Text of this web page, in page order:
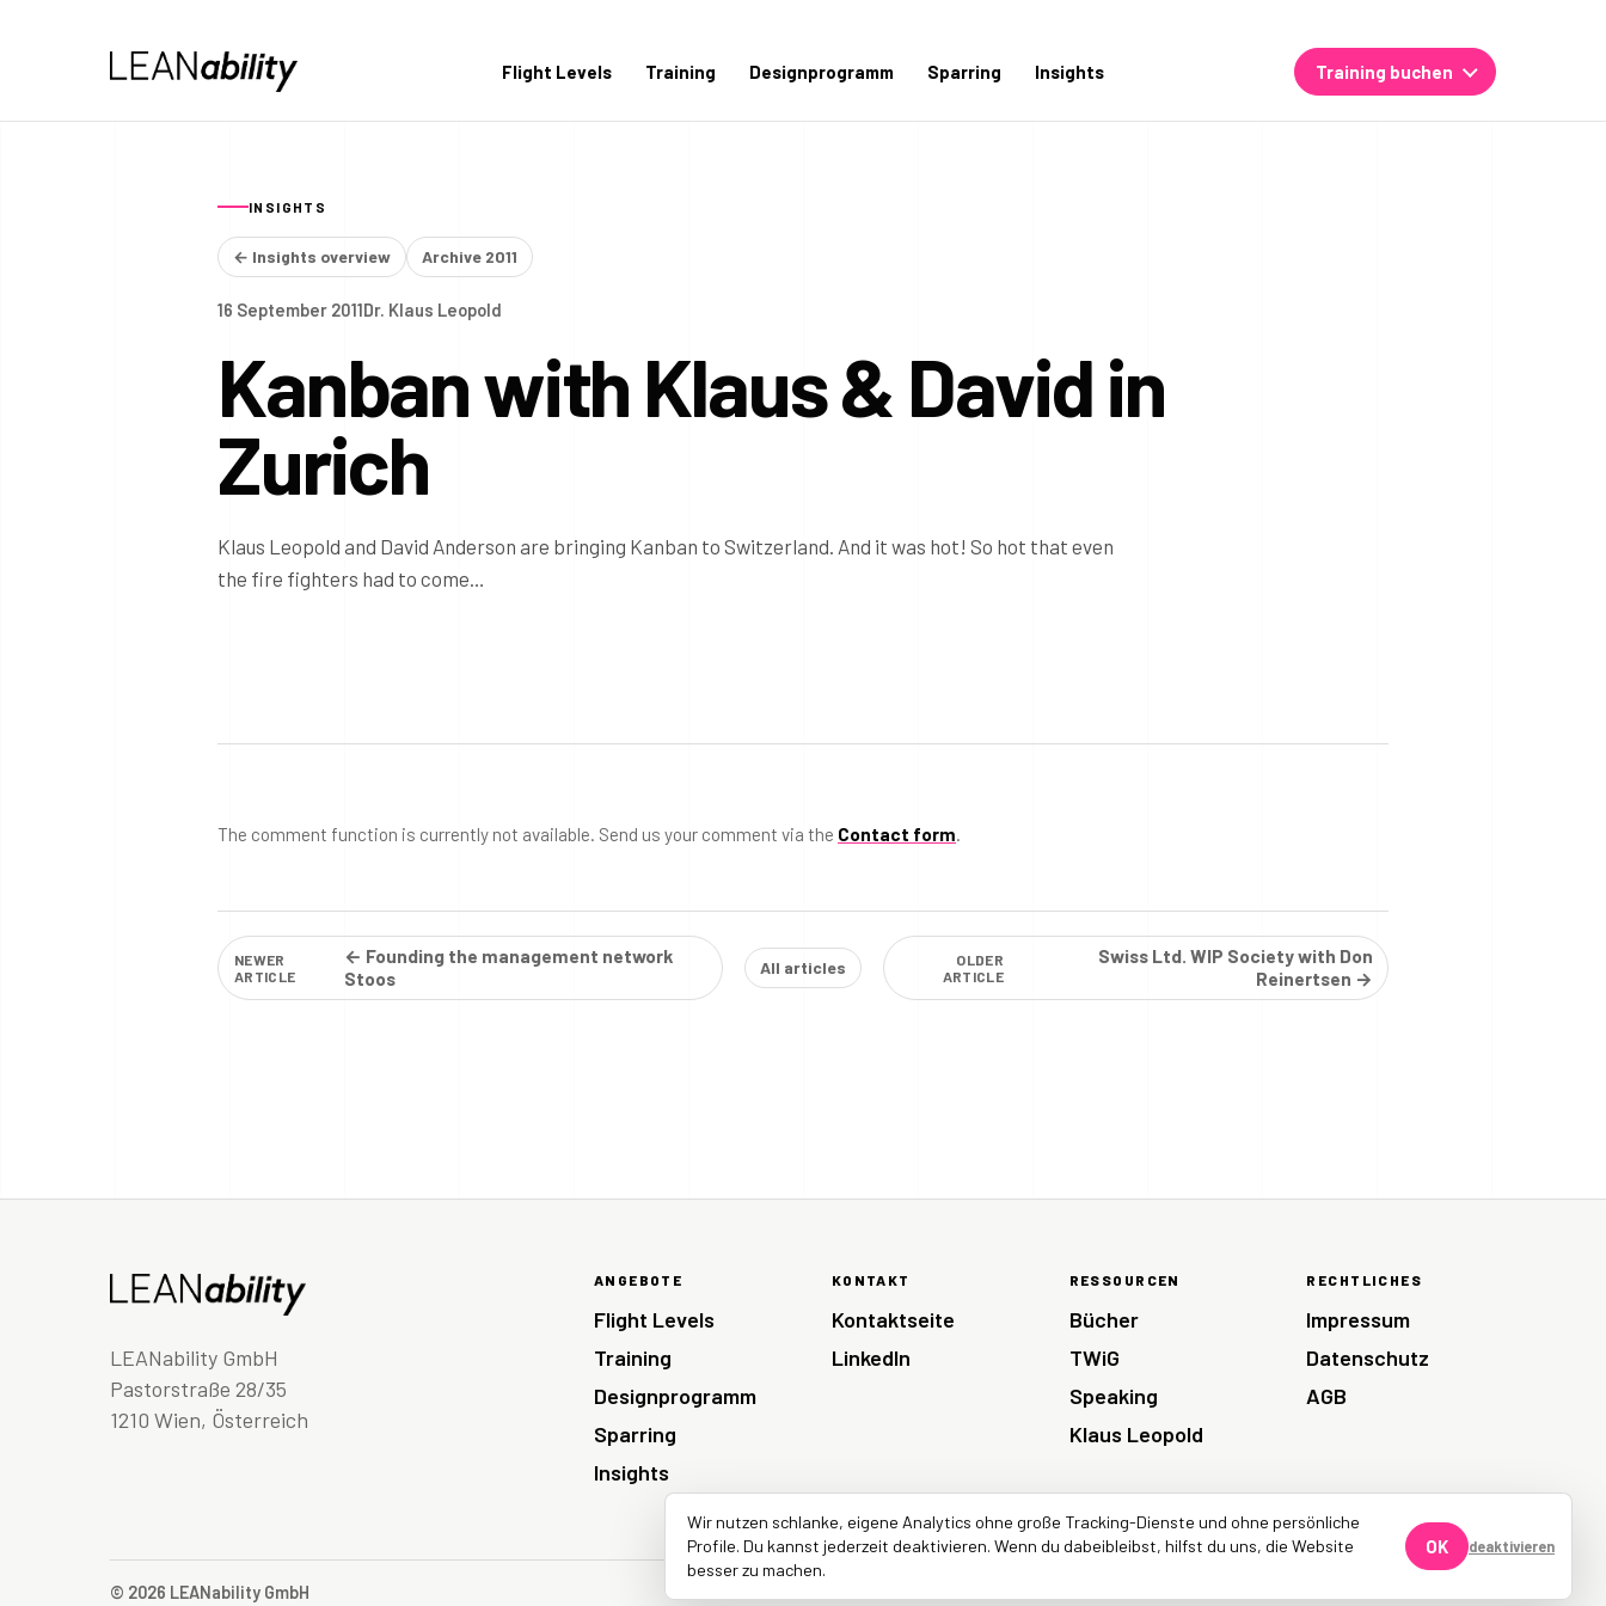
Flight Levels Training Designprogramm Sparring Insights Training buchen
INSIGHTS
← Insights overview Archive 2011
16 September 2011Dr. Klaus Leopold
Kanban with Klaus & David in
Zurich
Klaus Leopold and David Anderson are bringing Kanban to Switzerland. And it was hot! So hot that even
the fire fighters had to come…
The comment function is currently not available. Send us your comment via the Contact form.
NEWER
ARTICLE
← Founding the management network
Stoos
All articles
OLDER
ARTICLE
Swiss Ltd. WIP Society with Don
Reinertsen →
LEANability GmbH
Pastorstraße 28/35
1210 Wien, Österreich
ANGEBOTE
Flight Levels
Training
Designprogramm
Sparring
Insights
KONTAKT
Kontaktseite
LinkedIn
RESSOURCEN
Bücher
TWiG
Speaking
Klaus Leopold
RECHTLICHES
Impressum
Datenschutz
AGB
© 2026 LEANability GmbH
Wir nutzen schlanke, eigene Analytics ohne große Tracking-Dienste und ohne persönliche
Profile. Du kannst jederzeit deaktivieren. Wenn du dabeibleibst, hilfst du uns, die Website
besser zu machen.
OK deaktivieren